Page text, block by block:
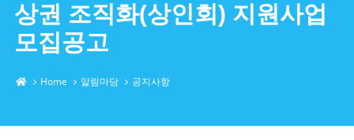
상권 조직화(상인회) 지원사업
모집공고
Home 알림마당 공지사항